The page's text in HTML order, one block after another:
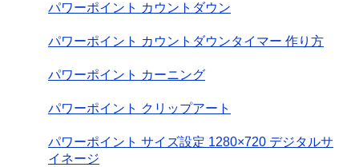
パワーポイント カウントダウン
パワーポイント カウントダウンタイマー 作り方
パワーポイント カーニング
パワーポイント クリップアート
パワーポイント サイズ設定 1280×720 デジタルサ
イネージ